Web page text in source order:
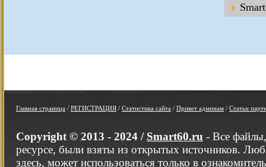
Главная страница / РЕГИСТРАЦИЯ / Статистика сайта / Привет админам / Статьи
Copyright © 2013 - 2024 / Smart60.ru - Все
ресурсе, были взяты из открытых источников.
здесь, может использоваться только в